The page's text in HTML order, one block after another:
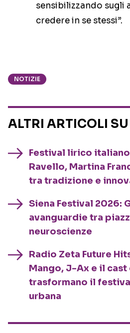
sensibilizzando sugli
credere in se stessi”.
NOTIZIE
ALTRI ARTICOLI SU
Festival lirico
Ravello, Martina
tra tradizione e
Siena Festival 2026:
avanguardie tra
neuroscienze
Radio Zeta Future
Mango, J-Ax e il cast
trasformano il
urbana